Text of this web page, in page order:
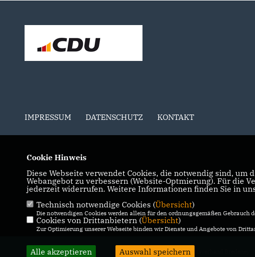
IMPRESSUM DATENSCHUTZ KONTAKT
@2026 CDU Ortsverband Bredeney
Cookie Hinweis
Diese Webseite verwendet Cookies, die notwendig sind,
Webangebot zu verbessern (Website-Optmierung). Für die
jederzeit widerrufen. Weitere Informationen finden Sie in
Technisch notwendige Cookies (Übersicht)
Die notwendigen Cookies werden allein für den ordnungsgemäßen Gebrauch
Cookies von Drittanbietern (Übersicht)
Zur Optimierung unserer Webseite binden wir Dienste und Angebote von
Alle akzeptieren Auswahl speichern